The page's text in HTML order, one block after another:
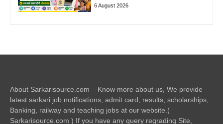
6 August 2026
About Sarkarisource.com – Know more about us, We provide
latest sarkari job notifications, admit card, results, scholarships,
Banking, railway and teaching jobs at our website.(
Sarkarisource.com ) If you have any query regrading Site,